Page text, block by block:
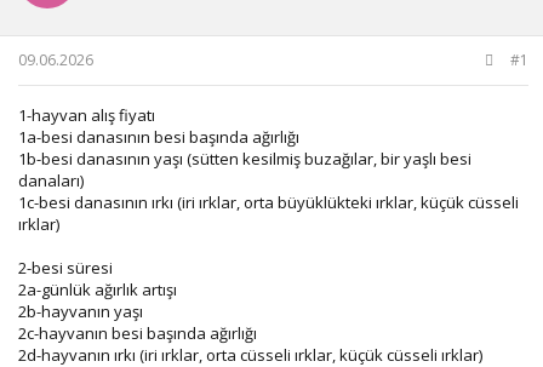
y
u
b
l
a
t
a
n
g
a
r
i
i
09.06.2026 #1
1-hayvan alış fiyatı
1a-besi danasının besi başında ağırlığı
1b-besi danasının yaşı (sütten kesilmiş buzağılar, bir yaşlı besi
danaları)
1c-besi danasının ırkı (iri ırklar, orta büyüklükteki ırklar, küçük cüsseli
ırklar)
2-besi süresi
2a-günlük ağırlık artışı
2b-hayvanın yaşı
2c-hayvanın besi başında ağırlığı
2d-hayvanın ırkı (iri ırklar, orta cüsseli ırklar, küçük cüsseli ırklar)